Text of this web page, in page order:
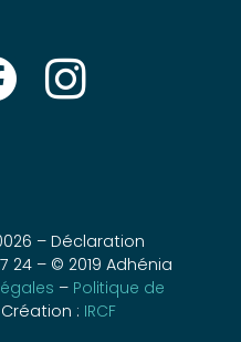
– Déclaration
24 – © 2019 Adhénia
– Politique de